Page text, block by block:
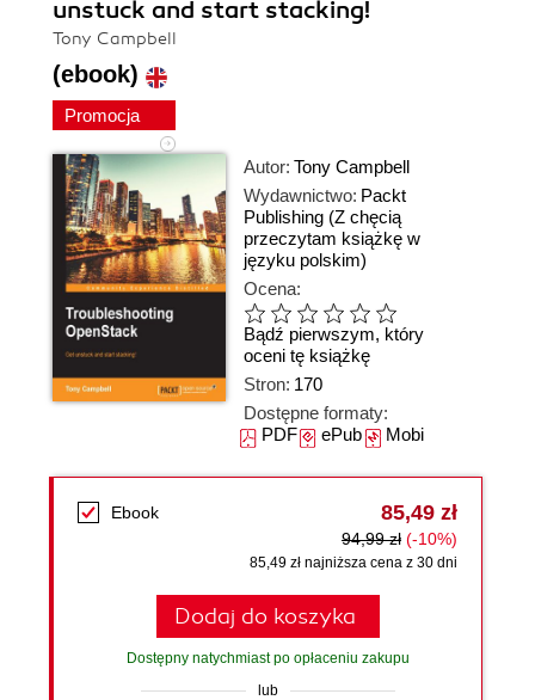
unstuck and start stacking!
Tony Campbell
(ebook)
Promocja
Autor: Tony Campbell
Wydawnictwo: Packt
Publishing (Z chęcią
przeczytam książkę w
języku polskim)
Ocena:
Bądź pierwszym, który
oceni tę książkę
Stron: 170
Dostępne formaty:
PDFePubMobi
Ebook 85,49 zł
94,99 zł (-10%)
85,49 zł najniższa cena z 30 dni
Dodaj do koszyka
Dostępny natychmiast po opłaceniu zakupu
lub